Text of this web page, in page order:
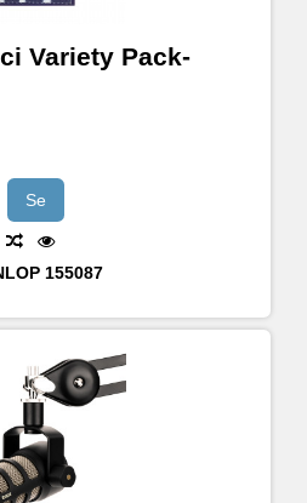
Variety Pack-
Se
155087